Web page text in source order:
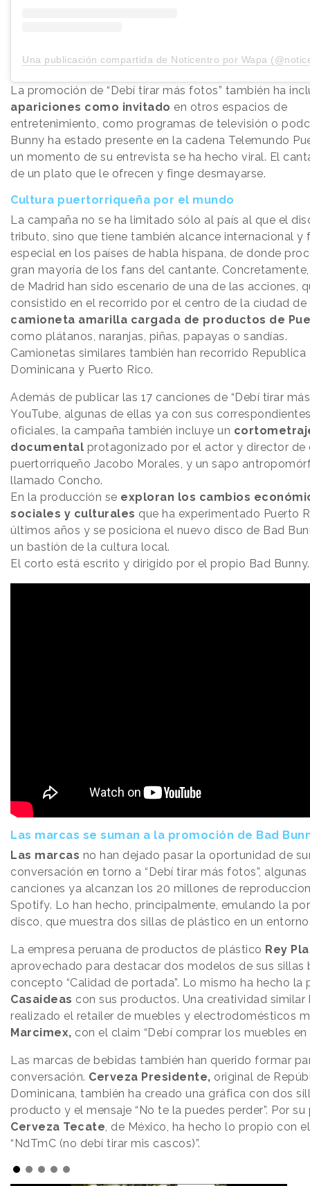
Una publicación compartida de Noticentro por Wapa
La promoción de “Debí tirar más fotos” también ha
apariciones como invitado en otros espacios de
entretenimiento, como programas de televisión o
Bunny ha estado presente en la cadena Telemundo
un momento de su entrevista se ha hecho viral. El
de un plato que le ofrecen y finge desmayarse.
Cultura puertorriqueña por el mundo
La campaña no se ha limitado sólo al país al que el
tributo, sino que tiene también alcance internacional y
especial en los países de habla hispana, de donde
gran mayoría de los fans del cantante.
de Madrid han sido escenario de una de las acciones,
consistido en el recorrido por el centro de la ciudad de
camioneta amarilla cargada de productos de
como plátanos, naranjas, piñas, papayas o sandías.
Camionetas similares también han recorrido Republica
Dominicana y Puerto Rico.
Además de publicar las 17 canciones de “Debí tirar
YouTube, algunas de ellas ya con sus
oficiales, la campaña también incluye un
documental protagonizado por el actor y director de
puertorriqueño Jacobo Morales, y un sapo
llamado Concho.
En la producción se exploran los cambios
sociales y culturales que ha experimentado Puerto
últimos años y se posiciona el nuevo disco de Bad
un bastión de la cultura local.
El corto está escrito y dirigido por el propio Bad
Las marcas se suman a la promoción de Bad
Las marcas no han dejado pasar la oportunidad de
conversación en torno a “Debí tirar más fotos”,
canciones ya alcanzan los 20 millones de
Spotify. Lo han hecho, principalmente, emulando la
disco, que muestra dos sillas de plástico en un
La empresa peruana de productos de plástico Rey
aprovechado para destacar dos modelos de sus sillas
concepto “Calidad de portada”. Lo mismo ha hecho la
Casaideas con sus productos. Una creatividad similar
realizado el retailer de muebles y electrodomésticos
Marcimex, con el claim “Debí comprar los muebles en
Las marcas de bebidas también han querido formar
conversación. Cerveza Presidente, original de
Dominicana, también ha creado una gráfica con dos
producto y el mensaje “No te la puedes perder”. Por su
Cerveza Tecate, de México, ha hecho lo propio con
“NdTmC (no debí tirar mis cascos)”.